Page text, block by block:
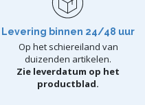
Levering binnen 24/48 uur
Op het schiereiland van
duizenden artikelen.
Zie leverdatum op het
productblad.